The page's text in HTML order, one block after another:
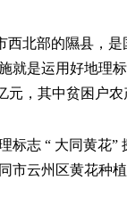
西北部的隰县，
就是运用好地理
元，其中贫困户农
标志 “ 大同黄花”
市云州区黄花种